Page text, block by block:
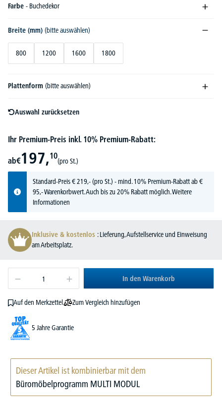
Farbe - Buchedekor
Breite (mm) (bitte auswählen)
800 1200 1600 1800
Plattenform (bitte auswählen)
Auswahl zurücksetzen
Ihr Premium-Preis inkl. 10% Premium-Rabatt:
ab€197,10
(pro St.)
Standard-Preis€219,-(pro St.) - mind. 10% Premium-Rabatt ab €
95,- Warenkorbwert. Auch bis zu 20% Rabatt möglich.Weitere
Informationen
Inklusive & kostenlos : Lieferung, Aufstellservice und Einweisung
am Arbeitsplatz.
In den Warenkorb
Auf den Merkzettel Zum Vergleich hinzufügen
5 Jahre Garantie
Dieser Artikel ist kombinierbar mit dem
Büromöbelprogramm MULTI MODUL